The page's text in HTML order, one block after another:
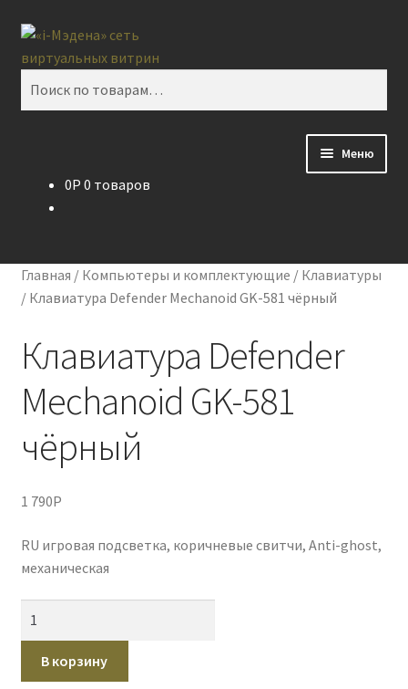
Перейти
к
Перейти
к
Поиск
Меню
Контакты
0P 0 товаров
Главная / Компьютеры и комплектующие / Клавиатуры
/ Клавиатура Defender Mechanoid GK-581 чёрный
Клавиатура Defender
Mechanoid GK-581
чёрный
1 790P
RU игровая подсветка, коричневые свитчи, Anti-ghost,
механическая
Клавиатура
Defender
В корзину